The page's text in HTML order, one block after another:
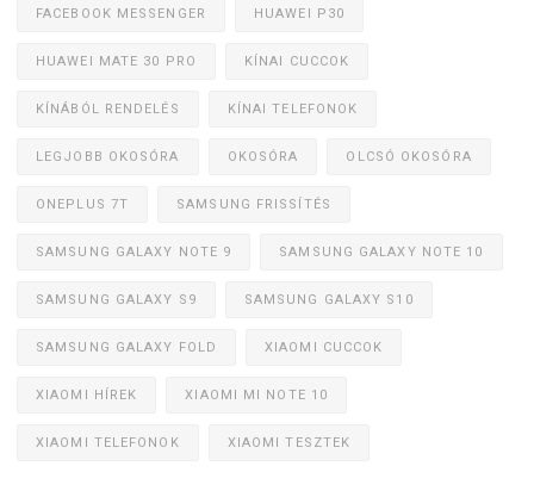
FACEBOOK MESSENGER HUAWEI P30
HUAWEI MATE 30 PRO KÍNAI CUCCOK
KÍNÁBÓL RENDELÉS KÍNAI TELEFONOK
LEGJOBB OKOSÓRA OKOSÓRA OLCSÓ OKOSÓRA
ONEPLUS 7T SAMSUNG FRISSÍTÉS
SAMSUNG GALAXY NOTE 9 SAMSUNG GALAXY NOTE 10
SAMSUNG GALAXY S9 SAMSUNG GALAXY S10
SAMSUNG GALAXY FOLD XIAOMI CUCCOK
XIAOMI HÍREK XIAOMI MI NOTE 10
XIAOMI TELEFONOK XIAOMI TESZTEK